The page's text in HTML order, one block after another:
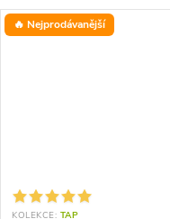
🔥 Nejprodávanější
KOLEKCE: TAP